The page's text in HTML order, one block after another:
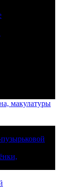
макулатуры